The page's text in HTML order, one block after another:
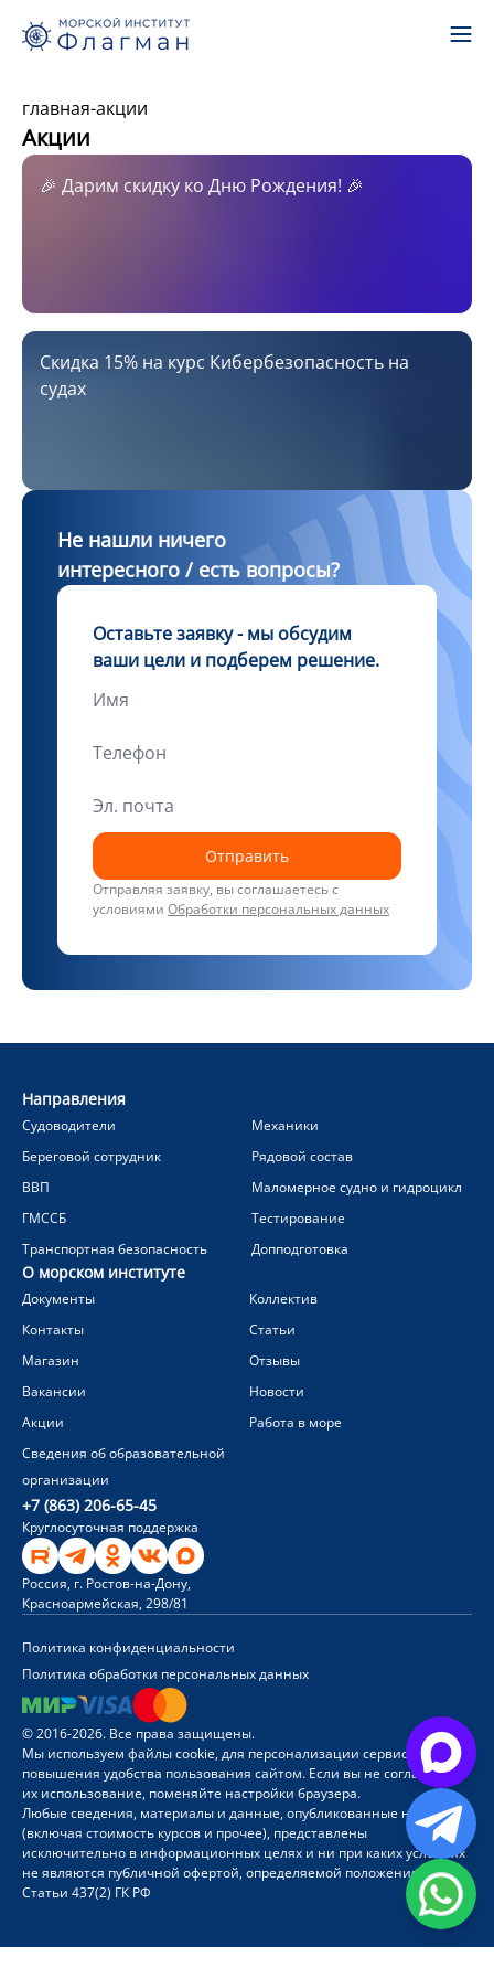
главная-акции
Акции
🎉 Дарим скидку ко Дню Рождения! 🎉
Скидка 15% на курс Кибербезопасность на
судах
Не нашли ничего
интересного / есть вопросы?
Оставьте заявку - мы обсудим
ваши цели и подберем решение.
Отправить
Отправляя заявку, вы соглашаетесь с
условиями Обработки персональных данных
Направления
Судоводители
Механики
Береговой сотрудник
Рядовой состав
ВВП
Маломерное судно и гидроцикл
ГМССБ
Тестирование
Транспортная безопасность
Допподготовка
О морском институте
Документы
Коллектив
Контакты
Статьи
Магазин
Отзывы
Вакансии
Новости
Акции
Работа в море
Сведения об образовательной
организации
+7 (863) 206-65-45
Круглосуточная поддержка
Россия, г. Ростов-на-Дону,
Красноармейская, 298/81
Политика конфиденциальности
Политика обработки персональных данных
© 2016-2026. Все права защищены.
Мы используем файлы cookie, для персонализации сервисов и
повышения удобства пользования сайтом. Если вы не согласны на
их использование, поменяйте настройки браузера.
Любые сведения, материалы и данные, опубликованные на сайте
(включая стоимость курсов и прочее), представлены
исключительно в информационных целях и ни при каких условиях
не являются публичной офертой, определяемой положениями
Статьи 437(2) ГК РФ